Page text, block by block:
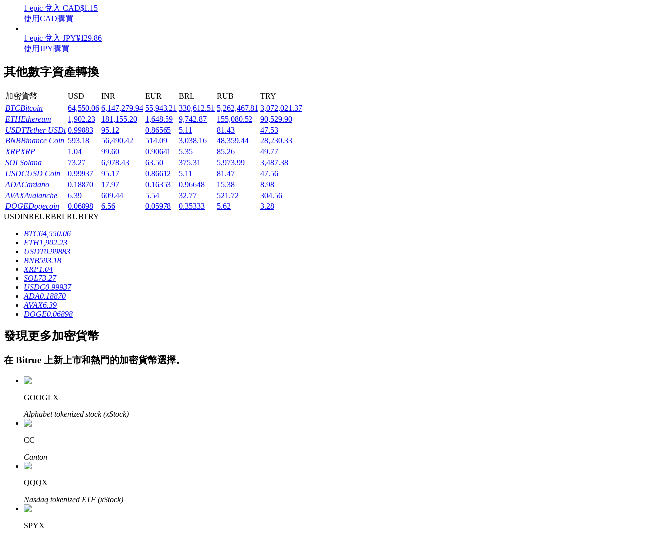
使您的資產穩定增值
機槍池
一鍵質押鎖定高收益
Launchpool
活期質押獲得熱門資產
借貸寶
借貸數字貨幣，及時且安全的服務
1 epic 兌入 CAD$1.15
使用CAD購買
1 epic 兌入 JPY¥129.86
使用JPY購買
其他數字資產轉換
加密貨幣 USD INR EUR BRL RUB
TRY
BTCBitcoin 64,550.06 6,147,279.94 55,943.21 330,612.51 5,262,467.81 3,072,021.37
ETHEthereum 1,902.23 181,155.20 1,648.59 9,742.87 155,080.52
90,529.90
USDTTether USDt 0.99883 95.12 0.86565 5.11 81.43
47.53
BNBBinance Coin 593.18 56,490.42 514.09 3,038.16 48,359.44
28,230.33
XRPXRP 1.04 99.60 0.90641 5.35 85.26
49.77
SOLSolana 73.27 6,978.43 63.50 375.31 5,973.99
3,487.38
USDCUSD Coin 0.99937 95.17 0.86612 5.11 81.47
47.56
ADACardano 0.18870 17.97 0.16353 0.96648 15.38
8.98
AVAXAvalanche 6.39 609.44 5.54 32.77 521.72
304.56
DOGEDogecoin 0.06898 6.56 0.05978 0.35333 5.62
3.28
USDINREURBRLRUBTRY
BTC64,550.06
ETH1,902.23
USDT0.99883
BNB593.18
XRP1.04
SOL73.27
USDC0.99937
ADA0.18870
AVAX6.39
DOGE0.06898
發現更多加密貨幣
在 Bitrue 上新上市和熱門的加密貨幣選擇。
GOOGLX
Alphabet tokenized stock (xStock)
CC
Canton
QQQX
Nasdaq tokenized ETF (xStock)
SPYX